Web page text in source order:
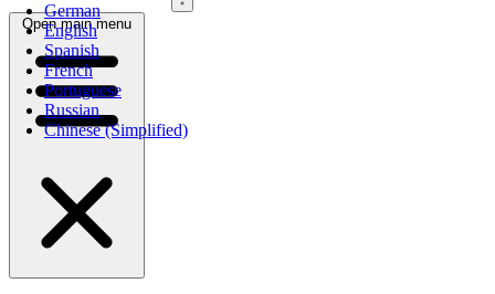
German
English
Spanish
French
Portuguese
Russian
Chinese (Simplified)
Open main menu